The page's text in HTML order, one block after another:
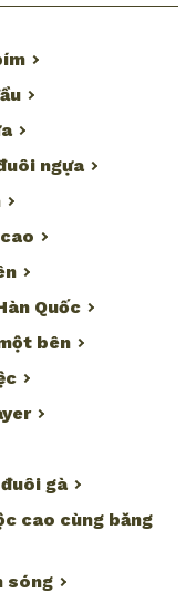
ngựa
Quốc
bên
gà
cao cùng băng
sóng